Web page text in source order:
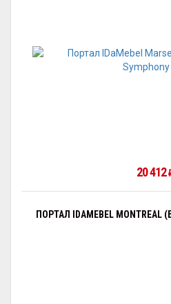
20 412
ПОРТАЛ IDAMEBEL